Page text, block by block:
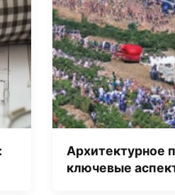
Архитектурное
ключевые